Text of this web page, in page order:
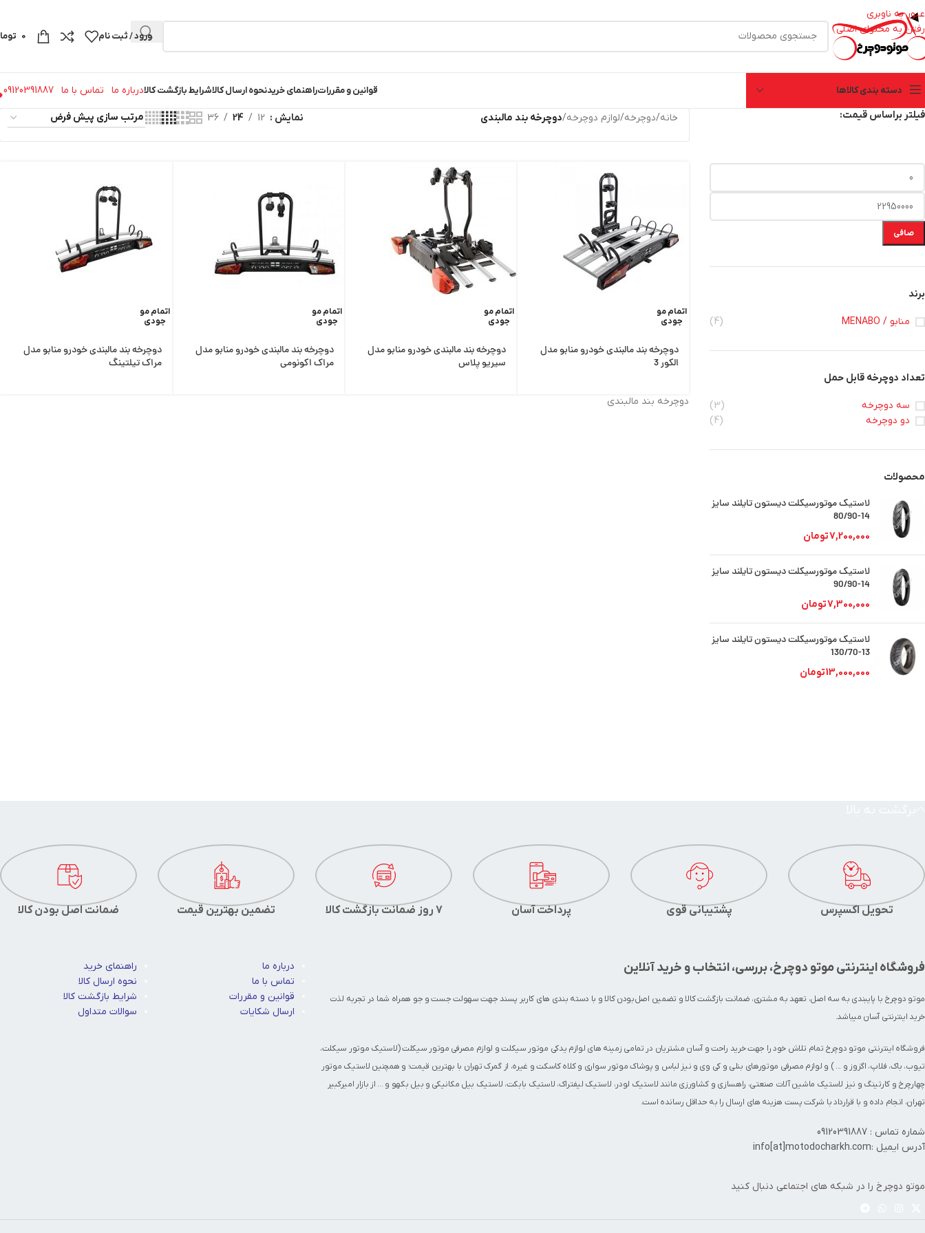
عبور به ناوبری
رفتن به محتوای اصلی
ورود / ثبت نام 0
دسته بندی کالاها قوانین و مقرراتراهنمای خریدنحوه ارسال کالاشرایط بازگشت کالادرباره ما تماس با ما 09120391887
فیلتر براساس قیمت:
صافی
برند
منابو / MENABO (4)
تعداد دوچرخه قابل حمل
سه دوچرخه
(3)
دو دوچرخه
(4)
محصولات
لاستیک موتورسیکلت دیستون تایلند سایز
14-80/90
7,200,000تومان
لاستیک موتورسیکلت دیستون تایلند سایز
14-90/90
7,300,000تومان
لاستیک موتورسیکلت دیستون تایلند سایز
13-130/70
13,000,000تومان
خانه/دوچرخه/لوازم دوچرخه/دوچرخه بند مالبندی نمایش 12
24
36
اتمام مو
جودی
دوچرخه بند مالبندی خودرو منابو مدل
الکور 3
اتمام مو
جودی
دوچرخه بند مالبندی خودرو منابو مدل
سیریو پلاس
اتمام مو
جودی
دوچرخه بند مالبندی خودرو منابو مدل
مراک اکونومی
اتمام مو
جودی
دوچرخه بند مالبندی خودرو منابو مدل
مراک تیلتینگ
دوچرخه بند مالبندی
ضمانت اصل بودن کالا تضمین بهترین قیمت 7 روز ضمانت بازگشت کالا پرداخت آسان پشتیبانی قوی تحویل اکسپرس
راهنمای خرید
نحوه ارسال کالا
شرایط بازگشت کالا
سوالات متداول
درباره ما
تماس با ما
قوانین و مقررات
ارسال شکایات
فروشگاه اینترنتی موتو دوچرخ، بررسی، انتخاب و خرید آنلاین
موتو دوچرخ با پایبندی به سه اصل، تعهد به مشتری، ضمانت بازگشت کالا و تضمین اصل‌بودن کالا و با دسته بندی های کاربر پسند جهت سهولت جست و جو همراه شما در تجربه لذت
خرید اینترنتی آسان میباشد.
فروشگاه اینترنتی موتو دوچرخ تمام تلاش خود را جهت خرید راحت و آسان مشتریان در تمامی زمینه های لوازم یدکی موتور سیکلتو لوازم مصرفی موتور سیکلت(لاستیک موتور سیکلت،
تیوب، باک، فلاپ، اگزوز و ... ) و لوازم مصرفی موتورهای بنلی و کی وی و نیز لباس و پوشاک موتور سواری وکلاه کاسکتو غیره، از گمرک تهران با بهترین قیمت؛ و همچنین لاستیک موتور
چهارچرخ وکارتینگ و نیز لاستیک ماشین آلات صنعتی، راهسازی و کشاورزی مانندلاستیک لودر، لاستیک لیفتراک، لاستیک بابکت، لاستیک بیل مکانیکی و بیل بکهو و ... از بازار امیرکبیر
تهران، انجام داده و با قرارداد با شرکت پست هزینه های ارسال را به حداقل رسانده است.
شماره تماس : 09120391887
آدرس ایمیل :info[at]motodocharkh.com
موتو دوچرخ را در شبکه های اجتماعی دنبال کنید